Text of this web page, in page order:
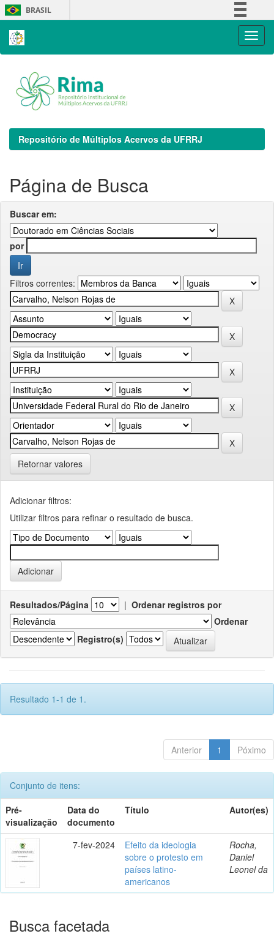
Skip
navigation
BRASIL
Repositório de Múltiplos Acervos da UFRRJ
Página de Busca
Buscar em:
por
Filtros correntes:
Retornar valores
Adicionar filtros:
Utilizar filtros para refinar o resultado de busca.
Resultados/Página | Ordenar registros por
Ordenar
Registro(s)
Resultado 1-1 de 1.
Anterior 1 Póximo
Conjunto de itens:
Pré-
visualização
Data do
documento
Título Autor(es)
7-fev-2024
Efeito da ideologia
sobre o protesto em
países latino-
americanos
Rocha,
Daniel
Leonel da
Busca facetada